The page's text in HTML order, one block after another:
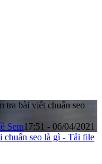
tra bài viết chuẩn seo
Sem17:51 - 06/04/2021
chuẩn seo là gì - Tải file